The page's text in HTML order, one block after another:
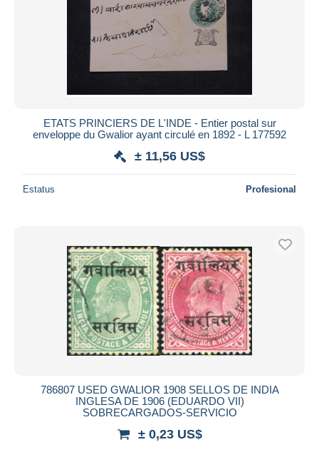
ETATS PRINCIERS DE L'INDE - Entier postal sur
enveloppe du Gwalior ayant circulé en 1892 - L 177592
± 11,56 US$
Estatus Profesional
786807 USED GWALIOR 1908 SELLOS DE INDIA
INGLESA DE 1906 (EDUARDO VII)
SOBRECARGADOS-SERVICIO
± 0,23 US$